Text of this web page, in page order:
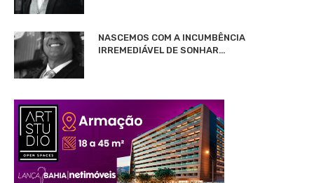
NASCEMOS COM A INCUMBÊNCIA
IRREMEDIÁVEL DE SONHAR…